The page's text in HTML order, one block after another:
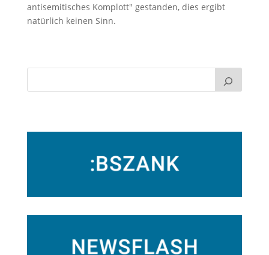
antisemitisches Komplott" gestanden, dies ergibt
natürlich keinen Sinn.